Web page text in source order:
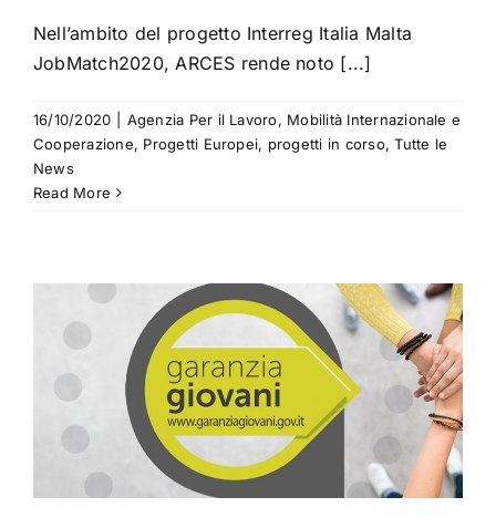
Nell’ambito del progetto Interreg Italia Malta
JobMatch2020, ARCES rende noto [...]
16/10/2020 Agenzia Per il Lavoro, Mobilità Internazionale e
Cooperazione, Progetti Europei, progetti in corso,Tutte le
News
Read More